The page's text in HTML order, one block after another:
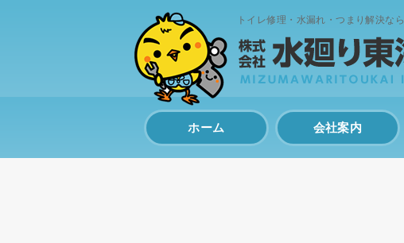
トイレ修理・水漏れ・つまり解決なら
ホーム 会社案内